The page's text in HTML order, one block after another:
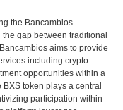
the Bancambios
gap between traditional
aims to provide
including crypto
opportunities within a
token plays a central
participation within